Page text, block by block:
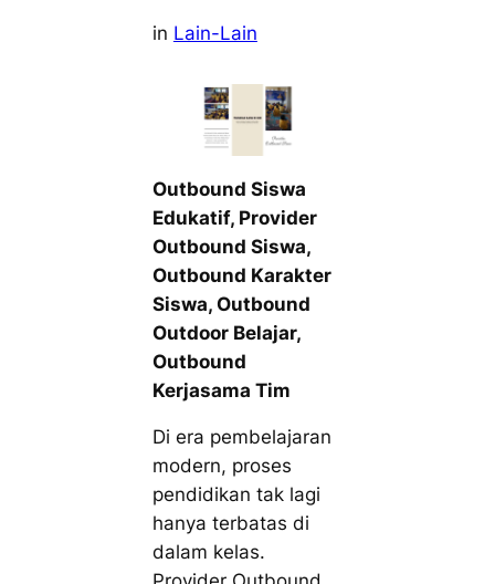
in Lain-Lain
Outbound Siswa
Edukatif, Provider
Outbound Siswa,
Outbound Karakter
Siswa, Outbound
Outdoor Belajar,
Outbound
Kerjasama Tim
Di era pembelajaran
modern, proses
pendidikan tak lagi
hanya terbatas di
dalam kelas.